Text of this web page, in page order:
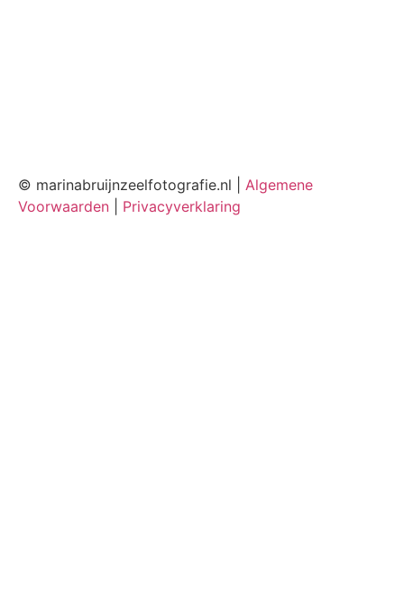
© marinabruijnzeelfotografie.nl | Algemene
Voorwaarden
Privacyverklaring